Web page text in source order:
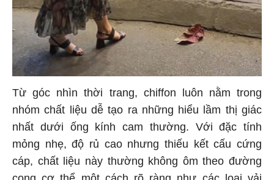
Từ góc nhìn thời trang, chiffon luôn nằm trong
nhóm chất liệu dễ tạo ra những hiểu lầm thị giác
nhất dưới ống kính cam thường. Với đặc tính
mỏng nhẹ, độ rủ cao nhưng thiếu kết cấu cứng
cáp, chất liệu này thường không ôm theo đường
cong cơ thể một cách rõ ràng như các loại vải